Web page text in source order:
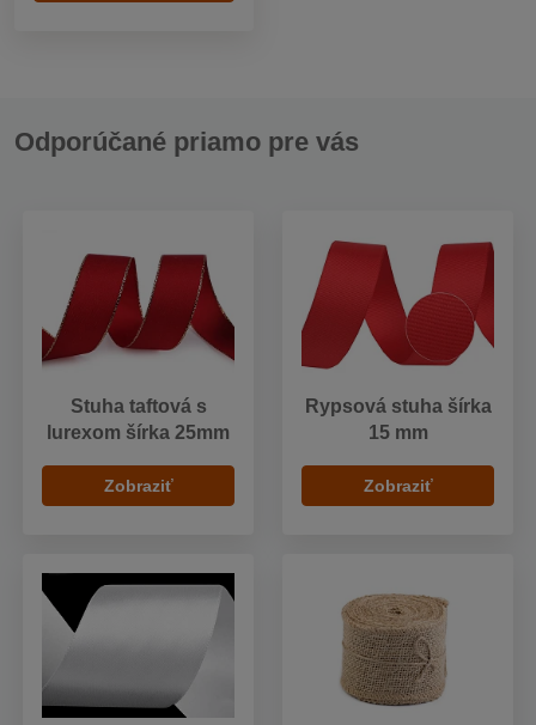
Odporúčané priamo pre vás
Stuha taftová s
lurexom šírka 25mm
Zobraziť
Rypsová stuha šírka
15 mm
Zobraziť